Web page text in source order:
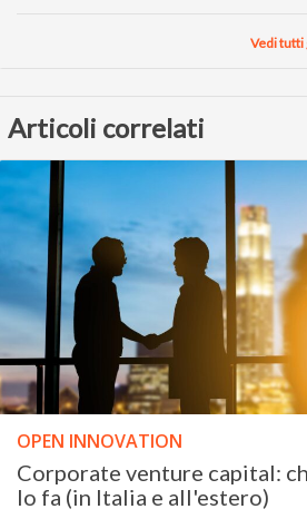
Vedi tutti
Articoli correlati
OPEN INNOVATION
Corporate venture capital:
lo fa (in Italia e all'estero)